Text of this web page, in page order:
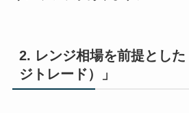
2. レンジ相場を前提とし
ジトレード）」